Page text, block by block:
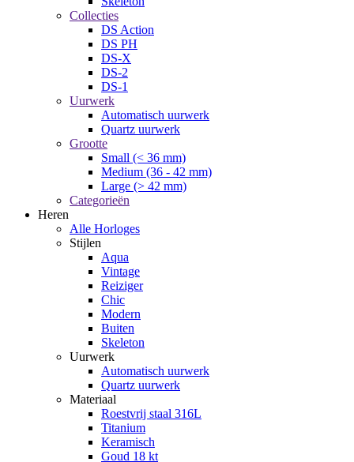
Collecties
DS Action
DS PH
DS-X
DS-2
DS-1
Uurwerk
Automatisch uurwerk
Quartz uurwerk
Grootte
Small (< 36 mm)
Medium (36 - 42 mm)
Large (> 42 mm)
Categorieën
Heren
Alle Horloges
Stijlen
Aqua
Vintage
Reiziger
Chic
Modern
Buiten
Skeleton
Uurwerk
Automatisch uurwerk
Quartz uurwerk
Materiaal
Roestvrij staal 316L
Titanium
Keramisch
Goud 18 kt